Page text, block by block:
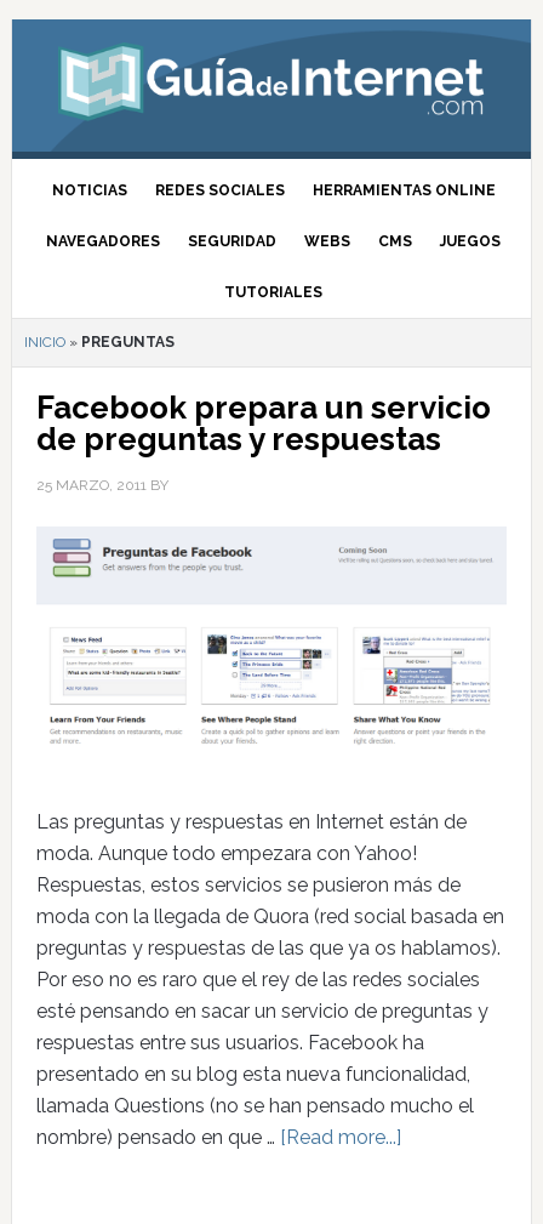
NOTICIAS REDES SOCIALES HERRAMIENTAS ONLINE
NAVEGADORES SEGURIDAD WEBS CMS JUEGOS
TUTORIALES
INICIO» PREGUNTAS
Facebook prepara un servicio
de preguntas y respuestas
25 MARZO, 2011BY
Las preguntas y respuestas en Internet están de
moda. Aunque todo empezara con Yahoo!
Respuestas, estos servicios se pusieron más de
moda con la llegada de Quora (red social basada en
preguntas y respuestas de las que ya os hablamos).
Por eso no es raro que el rey de las redes sociales
esté pensando en sacar un servicio de preguntas y
respuestas entre sus usuarios. Facebook ha
presentado en su blog esta nueva funcionalidad,
llamada Questions (no se han pensado mucho el
nombre) pensado en que … [Read more...]